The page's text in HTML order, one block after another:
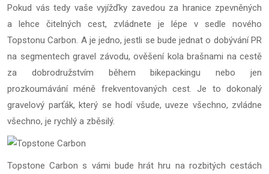
Pokud vás tedy vaše vyjížďky zavedou za hranice zpevněných
a lehce čitelných cest, zvládnete je lépe v sedle nového
Topstonu Carbon. A je jedno, jestli se bude jednat o dobývání PR
na segmentech gravel závodu, ověšení kola brašnami na cestě
za dobrodružstvím během bikepackingu nebo jen
prozkoumávání méně frekventovaných cest. Je to dokonalý
gravelový parťák, který se hodí všude, uveze všechno, zvládne
všechno, je rychlý a zběsilý.
Topstone Carbon s vámi bude hrát hru na rozbitých cestách